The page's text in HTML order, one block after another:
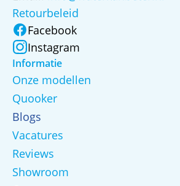
Retourbeleid
Facebook
Instagram
Informatie
Onze modellen
Quooker
Blogs
Vacatures
Reviews
Showroom